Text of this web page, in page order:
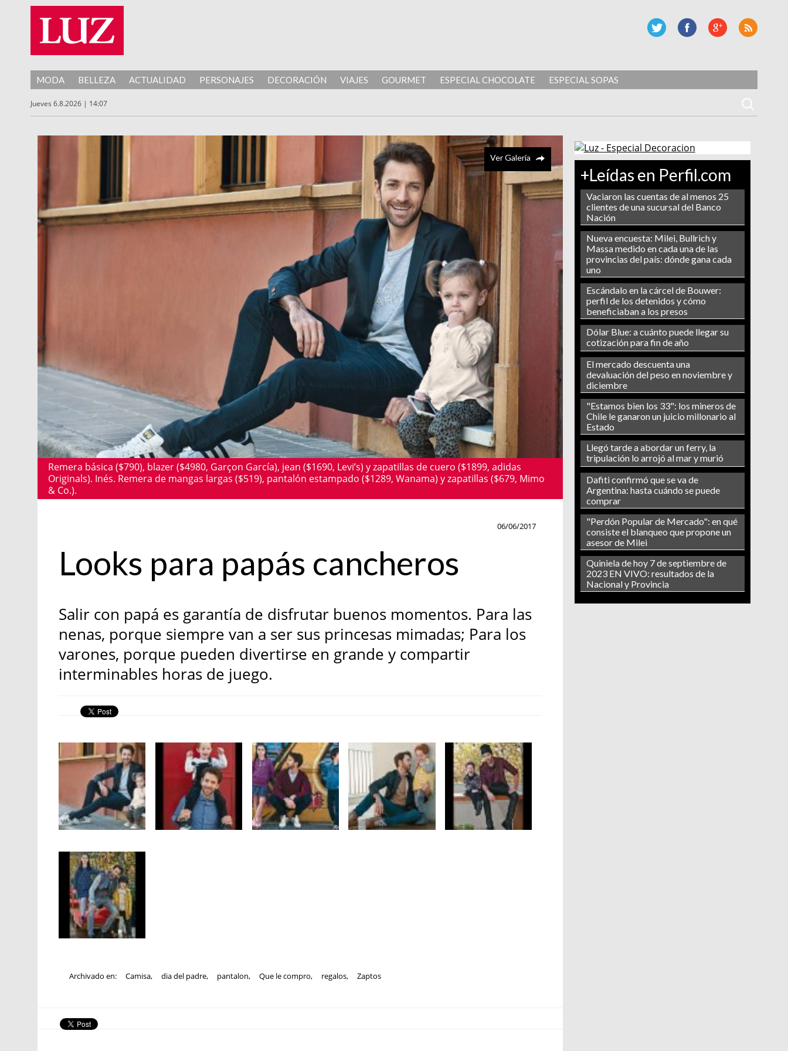
MODA BELLEZA ACTUALIDAD PERSONAJES DECORACIÓN VIAJES GOURMET ESPECIAL CHOCOLATE ESPECIAL SOPAS
Jueves 6.8.2026 | 14:07
+Leídas en Perfil.com
Vaciaron las cuentas de al menos 25
clientes de una sucursal del Banco
Nación
Nueva encuesta: Milei, Bullrich y
Massa medido en cada una de las
provincias del país: dónde gana cada
uno
Escándalo en la cárcel de Bouwer:
perfil de los detenidos y cómo
beneficiaban a los presos
Dólar Blue: a cuánto puede llegar su
cotización para fin de año
El mercado descuenta una
devaluación del peso en noviembre y
diciembre
"Estamos bien los 33": los mineros de
Chile le ganaron un juicio millonario al
Estado
Llegó tarde a abordar un ferry, la
tripulación lo arrojó al mar y murió
Dafiti confirmó que se va de
Argentina: hasta cuándo se puede
comprar
"Perdón Popular de Mercado": en qué
consiste el blanqueo que propone un
asesor de Milei
Quiniela de hoy 7 de septiembre de
2023 EN VIVO: resultados de la
Nacional y Provincia
Ver Galería
Remera básica ($790), blazer ($4980, Garçon García), jean ($1690, Levi’s) y zapatillas de cuero ($1899, adidas
Originals). Inés. Remera de mangas largas ($519), pantalón estampado ($1289, Wanama) y zapatillas ($679, Mimo
& Co.).
06/06/2017
Looks para papás cancheros
Salir con papá es garantía de disfrutar buenos momentos. Para las
nenas, porque siempre van a ser sus princesas mimadas; Para los
varones, porque pueden divertirse en grande y compartir
interminables horas de juego.
Archivado en: Camisa, dia del padre, pantalon, Que le compro, regalos, Zaptos